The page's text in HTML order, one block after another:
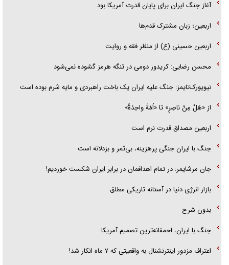
آغاز جنگ ایران برای پایان قدرت آمریکا بود
اربعین؛ زبان مشترک قدم‌ها
اربعین حسینی (ع) از منظر فقه و روایت
محسن رضایی: کریدور دومی در تنگه هرمز گشوده نمی‌شود
نیویورک‌تایمز: جنگ علیه ایران یک باخت راهبردی و مایه شرم بوده است
از «هَلْ مِنْ ناصِرٍ» تا «اُمَّةً واحِدَةً»
اربعین مصداق قدرت نرم است
جنگ با ایران جنگی پرهزینه، بی‌ثمر و بزدلانه است
جان مرشایمر: در تمام اهدافمان در برابر ایران شکست خوردیم!
بازار انرژی دنیا در آستانه تاریکی مطلق
بدون شرح
جنگ با ایران، احمقانه‌ترین تصمیم آمریکا
اعتراف مزدور اینترنشنال به واقعیتی که ۷ ماه انکار شد!